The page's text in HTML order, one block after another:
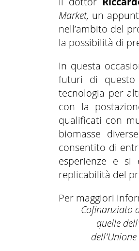
Market, un
nell’ambito del
la possibilità di
In questa
futuri di questo
tecnologia per
con la
qualificati con
biomasse
consentito di
esperienze e
replicabilità del
Per maggiori
Cofinanziato
quelle
dell'Unione